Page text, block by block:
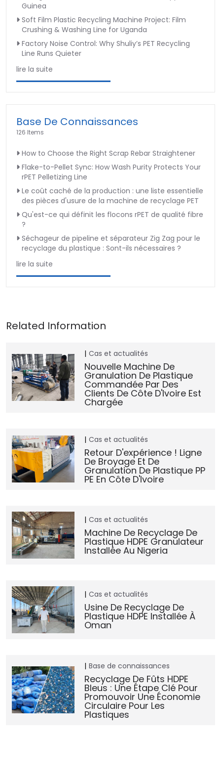
Guinea
Soft Film Plastic Recycling Machine Project: Film
Crushing & Washing Line for Uganda
Factory Noise Control: Why Shuliy’s PET Recycling
Line Runs Quieter
lire la suite
Base De Connaissances
126 Items
How to Choose the Right Scrap Rebar Straightener
Flake-to-Pellet Sync: How Wash Purity Protects Your
rPET Pelletizing Line
Le coût caché de la production : une liste essentielle
des pièces d'usure de la machine de recyclage PET
Qu'est-ce qui définit les flocons rPET de qualité fibre
?
Séchageur de pipeline et séparateur Zig Zag pour le
recyclage du plastique : Sont-ils nécessaires ?
lire la suite
Cas et actualités
Nouvelle Machine De
Granulation De Plastique
Commandée Par Des
Clients De Côte D'Ivoire Est
Chargée
Cas et actualités
Retour D'expérience ! Ligne
De Broyage Et De
Granulation De Plastique PP
PE En Côte D'Ivoire
Cas et actualités
Machine De Recyclage De
Plastique HDPE Granulateur
Installée Au Nigeria
Cas et actualités
Usine De Recyclage De
Plastique HDPE Installée À
Oman
Base de connaissances
Recyclage De Fûts HDPE
Bleus : Une Étape Clé Pour
Promouvoir Une Économie
Circulaire Pour Les
Plastiques